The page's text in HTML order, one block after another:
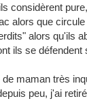
considèrent
alors que
alors qu'ils
ils se
maman très
peu, j'ai